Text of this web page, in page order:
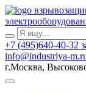
+7 (495)640-40-32
info@industriya-
г.Москва,